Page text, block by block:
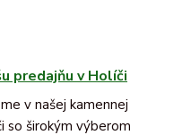
predajňu v Holíči
v našej kamennej
so širokým výberom